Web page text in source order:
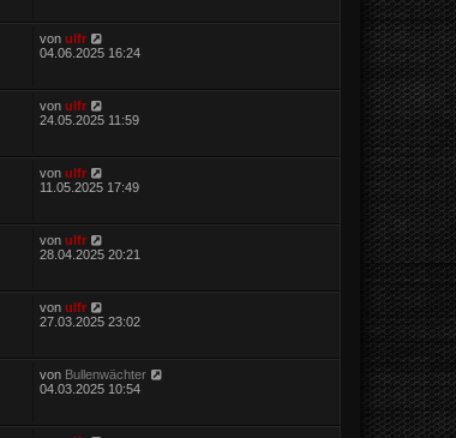
von ulfr
04.06.2025 16:24
von ulfr
24.05.2025 11:59
von ulfr
11.05.2025 17:49
von ulfr
28.04.2025 20:21
von ulfr
27.03.2025 23:02
von Bullenwächter
04.03.2025 10:54